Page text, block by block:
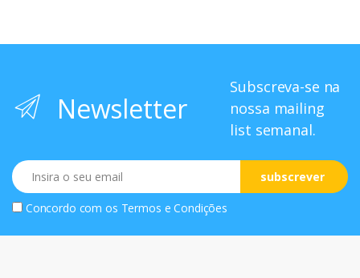
Newsletter
Subscreva-se na
nossa mailing
list semanal.
Email
subscrever
Concordo com os Termos e Condições